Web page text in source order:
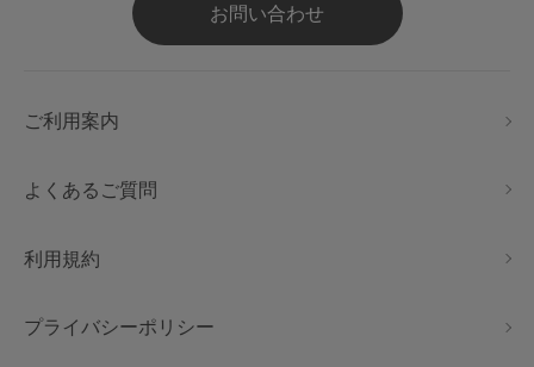
お問い合わせ
ご利用案内
よくあるご質問
利用規約
プライバシーポリシー